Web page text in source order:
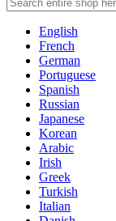
English
French
German
Portuguese
Spanish
Russian
Japanese
Korean
Arabic
Irish
Greek
Turkish
Italian